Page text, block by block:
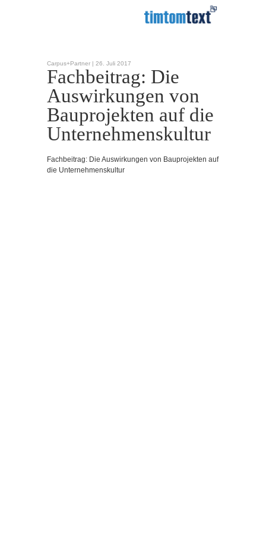
Carpus+Partner | 26. Juli 2017
Fachbeitrag: Die
Auswirkungen von
Bauprojekten auf die
Unternehmenskultur
Fachbeitrag: Die Auswirkungen von Bauprojekten auf
die Unternehmenskultur